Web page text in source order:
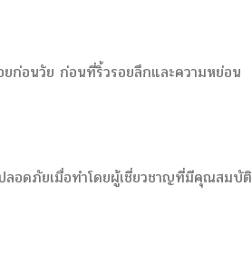
ยก่อนวัย ก่อนที่ริ้วรอยลึกและความหย่อน
ลอดภัยเมื่อทำโดยผู้เชี่ยวชาญที่มีคุณสมบัติ